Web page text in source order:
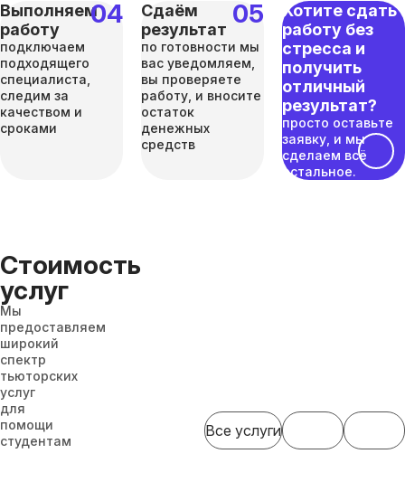
Выполняем
работу
подключаем
подходящего
специалиста,
следим за
качеством и
сроками
Сдаём
результат
по готовности мы
вас уведомляем,
вы проверяете
работу, и вносите
остаток
денежных
средств
Хотите сдать
работу без
стресса и
получить
отличный
результат?
просто оставьте
заявку, и мы
сделаем всё
остальное.
Стоимость
услуг
Мы
предоставляем
широкий
спектр
тьюторских
услуг
для
помощи
студентам
Все услуги